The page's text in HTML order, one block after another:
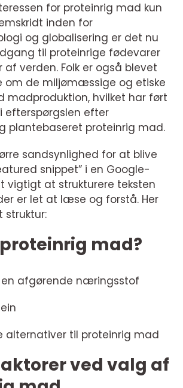
for proteinrig mad kun
inden for
og globalisering er det nu
til proteinrige fødevarer
af verden. Folk er også blevet
om de miljømæssige og etiske
madproduktion, hvilket har ført
efterspørgslen efter
plantebaseret proteinrig mad.
sandsynlighed for at blive
snippet” i en Google-
vigtigt at strukturere teksten
er let at læse og forstå. Her
struktur:
mad?
en afgørende næringsstof
alternativer til proteinrig mad
ved valg af